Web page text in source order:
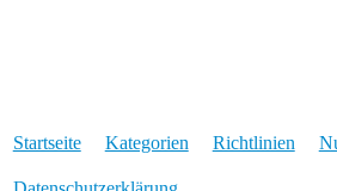
Startseite Kategorien Richtlinien